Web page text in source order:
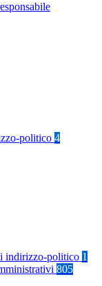
politico 4
indirizzo-politico 1
805